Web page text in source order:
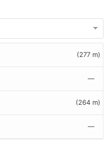
(277 m)
—
(264 m)
—